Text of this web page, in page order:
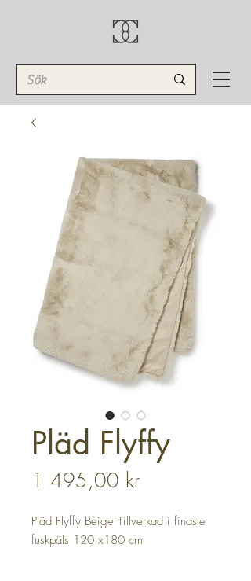
Pläd Flyffy
1 495,00 krPris
Pläd Flyffy Beige Tillverkad i finaste
fuskpäls 120 x180 cm